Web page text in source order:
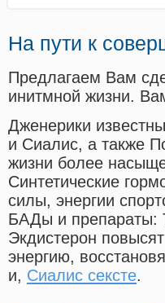
На пути к
Предлагаем Вам
инитмной жизни.
Дженерики
и Сиалис, а также
жизни более
Синтетические
силы, энергии
БАДы и препараты:
Экдистерон
энергию,
и, Сиалис сексте.